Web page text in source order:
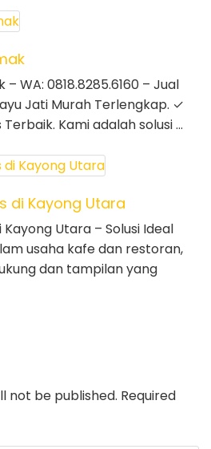
WA: 0818.8285.6160 – Jual
Jati Murah Terlengkap. ✓
Kami adalah solusi …
di Kayong Utara
Kayong Utara – Solusi Ideal
usaha kafe dan restoran,
dan tampilan yang
not be published. Required